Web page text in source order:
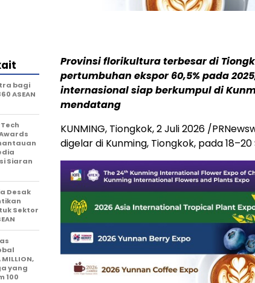
Provinsi florikultura terbesar di
pertumbuhan ekspor 60,5% pada
internasional siap berkumpul di
mendatang
KUNMING, Tiongkok,2 Juli 2026 /
digelar di Kunming, Tiongkok, pada
bagi
ASEAN
Siaran
Desak
Sektor
yang
100